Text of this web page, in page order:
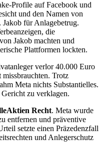
Profile auf Facebook und
und den Namen von
für Anlagebetrug.
die
Jakob machten und
Plattformen lockten.
verlor 40.000 Euro
missbrauchten. Trotz
Meta nichts Substantielles.
zu verklagen.
Recht. Meta wurde
entfernen und präventive
setzte einen Präzedenzfall
und Anlegerschutz